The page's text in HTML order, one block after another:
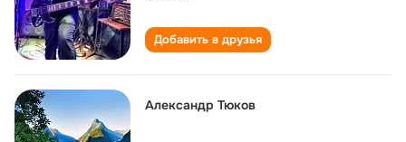
Добавить в друзья
Александр Тюков